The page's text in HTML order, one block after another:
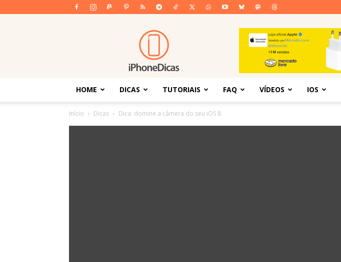
iPhoneDicas
HOME DICAS TUTORIAIS FAQ VÍDEOS IOS
Início Dicas Dica: domine a câmera do seu iOS 8